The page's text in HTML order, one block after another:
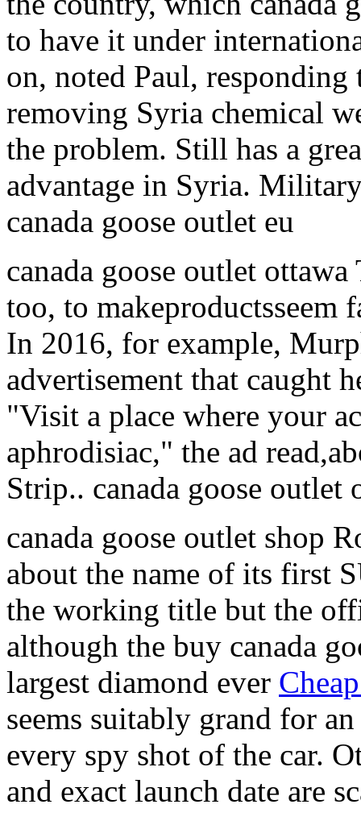
to have it under
on, noted Paul,
removing Syria chemical
the problem. Still has a
advantage in Syria.
canada goose outlet eu
canada goose outlet
too, to makeproductsseem
In 2016, for example,
advertisement that caught
"Visit a place where your
aphrodisiac," the ad
Strip.. canada goose outlet
canada goose outlet shop
about the name of its first
the working title but the
although the buy canada
largest diamond ever
seems suitably grand for
every spy shot of the car.
and exact launch date are